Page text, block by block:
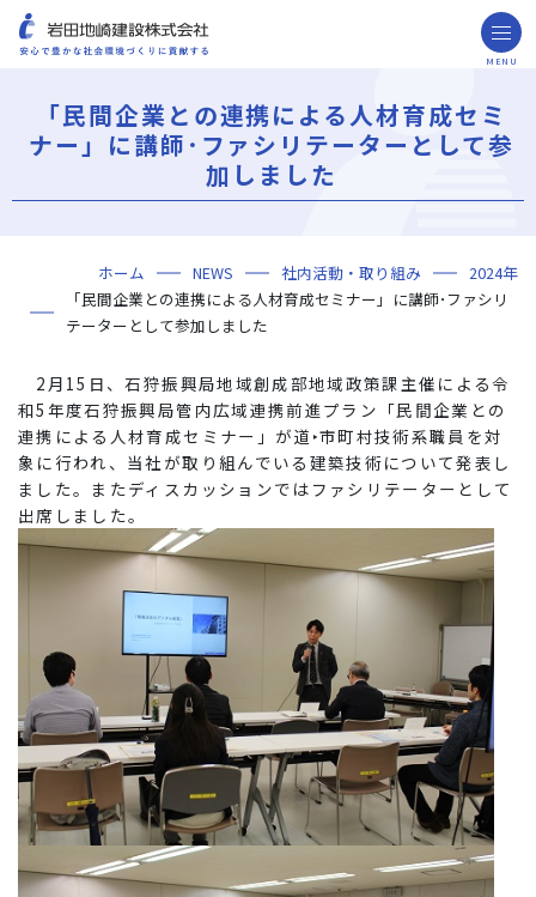
MENU
企業情報
ミッション・ビジョン・社訓
3分でわかる岩田地崎建設
サステナビリティ
年代から探す
地域別で探す
用途区分から探す
GISマップシステム
Niseko Project
プロジェクトレポート
技術・ソリューション
技術
ソリューション
採用情報
NISEKO PROJECTS
閉じる
「民間企業との連携による人材育成セミ
ナー」に講師･ファシリテーターとして参
加しました
ホーム NEWS 社内活動・取り組み
2024年
「民間企業との連携による人材育成セミナー」に講師･ファシリ
テーターとして参加しました
2月15日、石狩振興局地域創成部地域政策課主催による令
和5年度石狩振興局管内広域連携前進プラン「民間企業との
連携による人材育成セミナー」が道‣市町村技術系職員を対
象に行われ、当社が取り組んでいる建築技術について発表し
ました。またディスカッションではファシリテーターとして
出席しました。